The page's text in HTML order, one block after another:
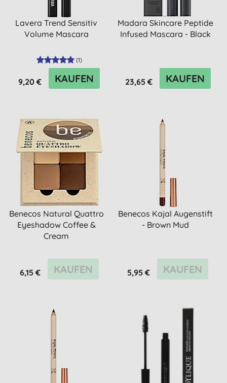
Lavera Trend Sensitiv
Volume Mascara
(1)
9,20 € KAUFEN
Madara Skincare Peptide
Infused Mascara - Black
23,65 € KAUFEN
Benecos Natural Quattro
Eyeshadow Coffee &
Cream
6,15 € KAUFEN
Benecos Kajal Augenstift
- Brown Mud
5,95 € KAUFEN